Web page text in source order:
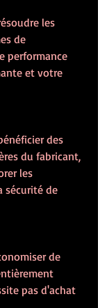
les
de
performance
et votre
des
du fabricant,
les
sécurité de
de
pas d'achat